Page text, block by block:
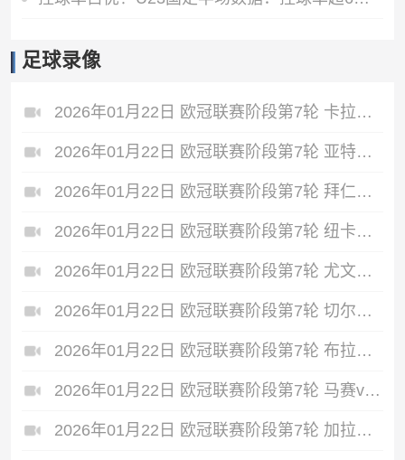
足球录像
2026年01月22日 欧冠联赛阶段第7轮 卡拉巴赫vs法兰克福 全场录像
2026年01月22日 欧冠联赛阶段第7轮 亚特兰大vs毕尔巴鄂竞技 全场录像
2026年01月22日 欧冠联赛阶段第7轮 拜仁慕尼黑vs圣吉罗斯 全场录像
2026年01月22日 欧冠联赛阶段第7轮 纽卡斯尔联vs埃因霍温 全场录像
2026年01月22日 欧冠联赛阶段第7轮 尤文图斯vs本菲卡 全场录像
2026年01月22日 欧冠联赛阶段第7轮 切尔西vs帕福斯 全场录像
2026年01月22日 欧冠联赛阶段第7轮 布拉格斯拉维亚vs巴塞罗那 全场录像
2026年01月22日 欧冠联赛阶段第7轮 马赛vs利物浦 全场录像
2026年01月22日 欧冠联赛阶段第7轮 加拉塔萨雷vs马德里竞技 全场录像